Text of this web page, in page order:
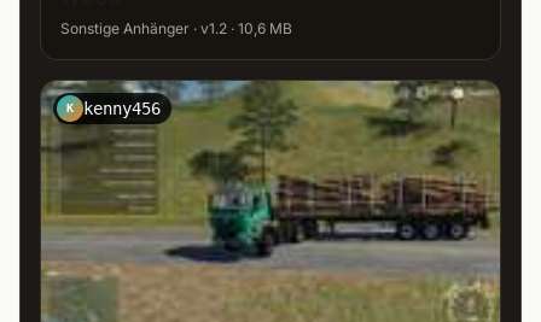
Sonstige Anhänger · v1.2 · 10,6 MB
K kenny456